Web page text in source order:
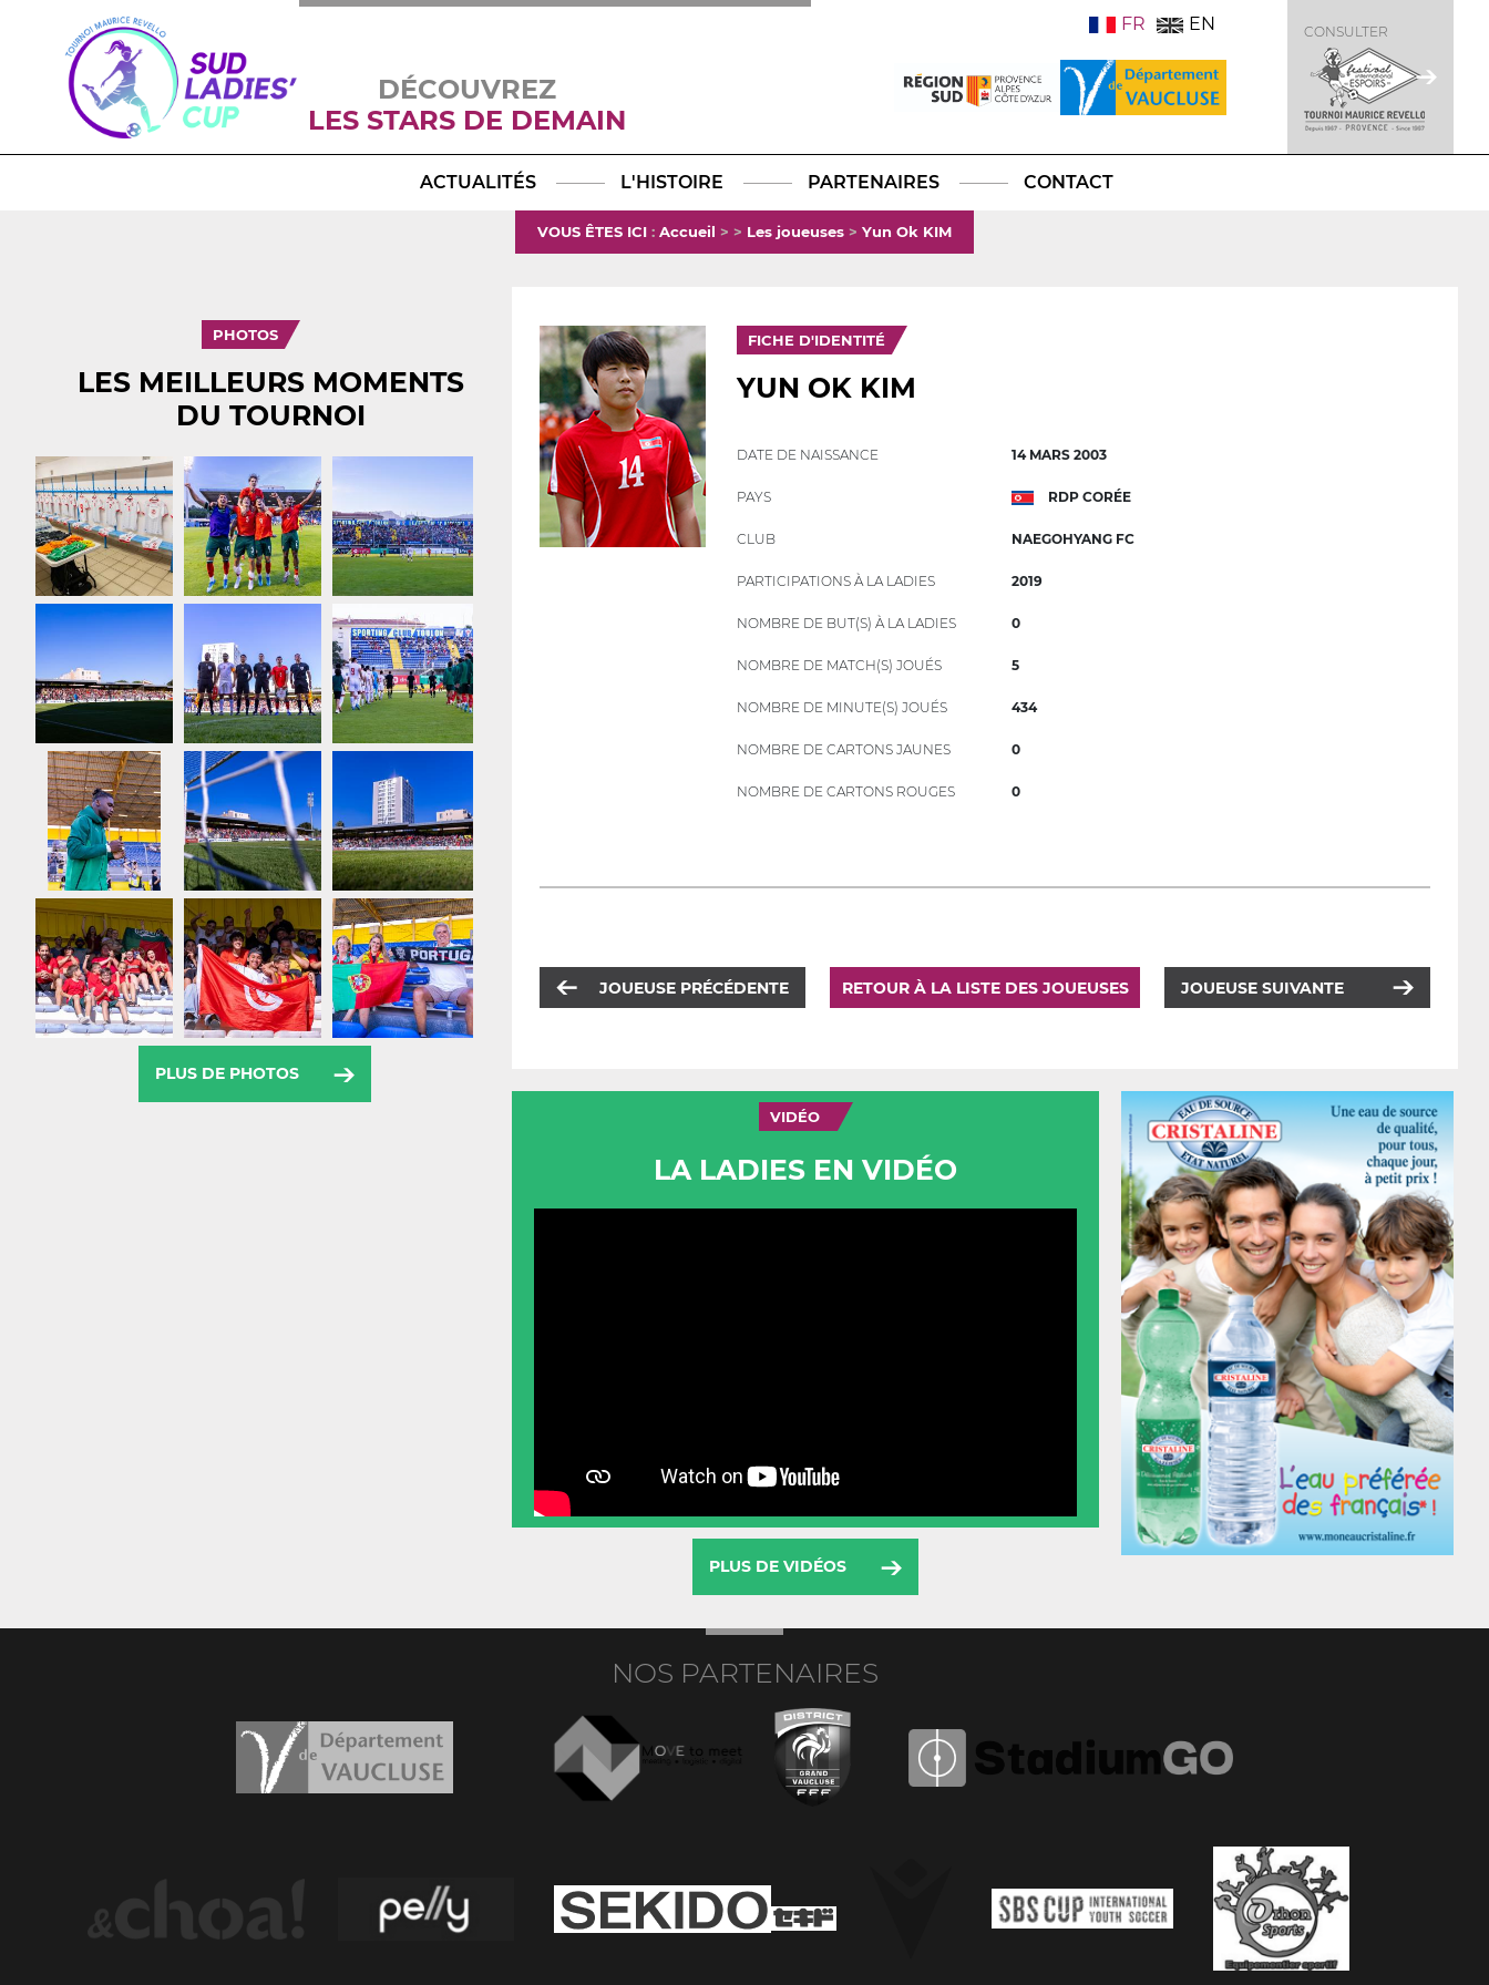
DÉCOUVREZ
LES STARS DE DEMAIN
TikTokLinkedIn
X
FR EN CONSULTER
ACTUALITÉS L'HISTOIRE PARTENAIRES CONTACT
VOUS ÊTES ICI : Accueil > > Les joueuses > Yun Ok KIM
PHOTOS
LES MEILLEURS MOMENTS
DU TOURNOI
PLUS DE PHOTOS
FICHE D'IDENTITÉ
YUN OK KIM
DATE DE NAISSANCE 14 MARS 2003
PAYS RDP CORÉE
CLUB NAEGOHYANG FC
PARTICIPATIONS À LA LADIES 2019
NOMBRE DE BUT(S) À LA LADIES 0
NOMBRE DE MATCH(S) JOUÉS 5
NOMBRE DE MINUTE(S) JOUÉS 434
NOMBRE DE CARTONS JAUNES 0
NOMBRE DE CARTONS ROUGES 0
JOUEUSE PRÉCÉDENTE RETOUR À LA LISTE DES JOUEUSES JOUEUSE SUIVANTE
VIDÉO
LA LADIES EN VIDÉO
PLUS DE VIDÉOS
NOS PARTENAIRES